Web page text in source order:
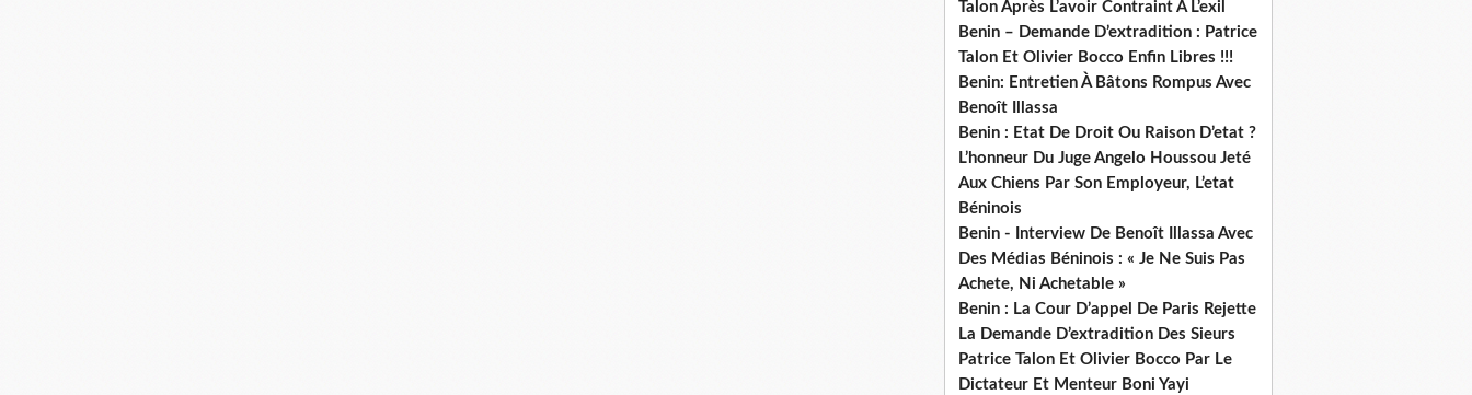
Talon Après L’avoir Contraint À L’exil
Benin – Demande D’extradition : Patrice
Talon Et Olivier Bocco Enfin Libres !!!
Benin: Entretien À Bâtons Rompus Avec
Benoît Illassa
Benin : Etat De Droit Ou Raison D’etat ?
L’honneur Du Juge Angelo Houssou Jeté
Aux Chiens Par Son Employeur, L’etat
Béninois
Benin - Interview De Benoît Illassa Avec
Des Médias Béninois : « Je Ne Suis Pas
Achete, Ni Achetable »
Benin : La Cour D’appel De Paris Rejette
La Demande D’extradition Des Sieurs
Patrice Talon Et Olivier Bocco Par Le
Dictateur Et Menteur Boni Yayi